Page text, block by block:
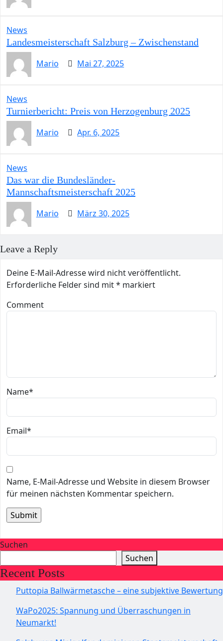
News
Landesmeisterschaft Salzburg – Zwischenstand
Mario
Mai 27, 2025
News
Turnierbericht: Preis von Herzogenburg 2025
Mario
Apr. 6, 2025
News
Das war die Bundesländer-
Mannschaftsmeisterschaft 2025
Mario
März 30, 2025
Leave a Reply
Deine E-Mail-Adresse wird nicht veröffentlicht.
Erforderliche Felder sind mit* markiert
Comment
Name*
Email*
Name, E-Mail-Adresse und Website in diesem Browser
für meinen nächsten Kommentar speichern.
Suchen
Suchen
Recent Posts
Puttopia Ballwärmetasche – eine subjektive Bewertung
WaPo2025: Spannung und Überraschungen in
Neumarkt!